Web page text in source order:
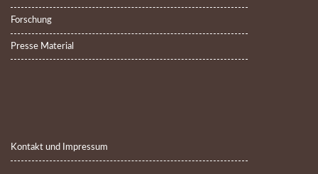
Forschung
Presse Material
Kontakt und Impressum